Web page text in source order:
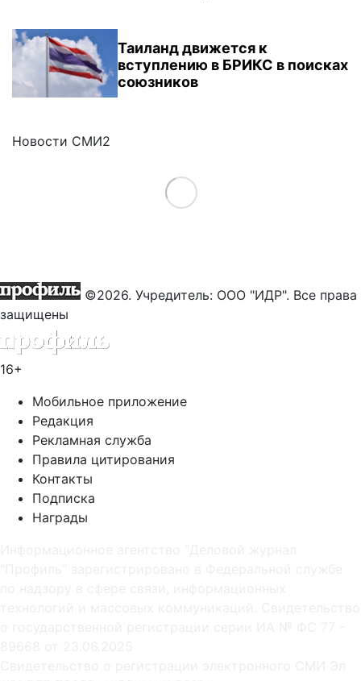
Таиланд движется к
вступлению в БРИКС в поисках
союзников
Новости СМИ2
Load More
©2026. Учредитель: ООО "ИДР". Все права
защищены
16+
Мобильное приложение
Редакция
Рекламная служба
Правила цитирования
Контакты
Подписка
Награды